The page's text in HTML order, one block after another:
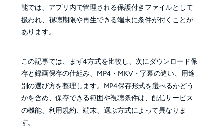
能では、アプリ内で管理される保護付きファイルとして
扱われ、視聴期限や再生できる端末に条件が付くことが
あります。
この記事では、まず4方式を比較し、次にダウンロード保
存と録画保存の仕組み、MP4・MKV・字幕の違い、用途
別の選び方を整理します。MP4保存形式を選べるかどう
かを含め、保存できる範囲や視聴条件は、配信サービス
の機能、利用規約、端末、選ぶ方式によって異なりま
す。